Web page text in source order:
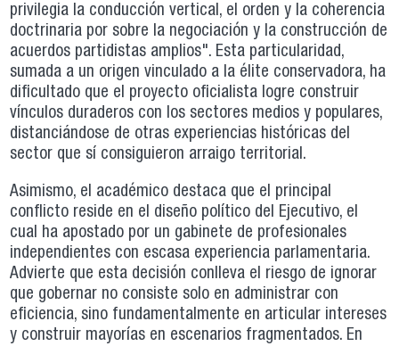
privilegia la conducción vertical, el orden y la coherencia
doctrinaria por sobre la negociación y la construcción de
acuerdos partidistas amplios". Esta particularidad,
sumada a un origen vinculado a la élite conservadora, ha
dificultado que el proyecto oficialista logre construir
vínculos duraderos con los sectores medios y populares,
distanciándose de otras experiencias históricas del
sector que sí consiguieron arraigo territorial.
Asimismo, el académico destaca que el principal
conflicto reside en el diseño político del Ejecutivo, el
cual ha apostado por un gabinete de profesionales
independientes con escasa experiencia parlamentaria.
Advierte que esta decisión conlleva el riesgo de ignorar
que gobernar no consiste solo en administrar con
eficiencia, sino fundamentalmente en articular intereses
y construir mayorías en escenarios fragmentados. En